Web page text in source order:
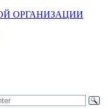
ОРГАНИЗАЦИИ